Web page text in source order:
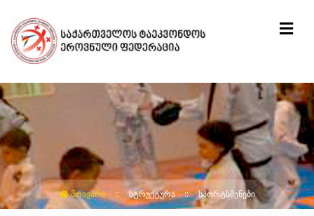
ᲛᲗᲐᲕᲐᲠᲘ ᲡᲢᲠᲣᲥᲢᲣᲠᲐ ᲡᲞᲝᲠᲢᲡᲛᲔᲜᲔᲑᲘ